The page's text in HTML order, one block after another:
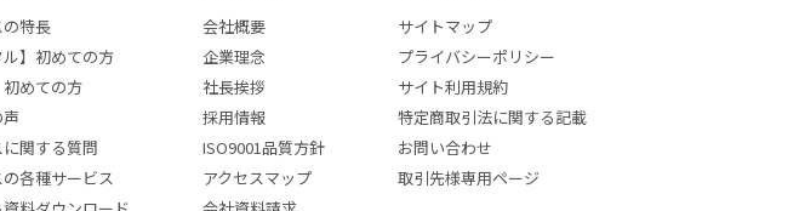
の特長
ル】初めての方
初めての方
関する質問
の各種サービス
会社概要
企業理念
社長挨拶
採用情報
ISO9001品質方針
アクセスマップ
サイトマップ
プライバシーポリシー
サイト利用規約
特定商取引法に関する記載
お問い合わせ
取引先様専用ページ